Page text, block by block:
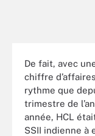
De fait, avec
chiffre
rythme que
trimestre de
année, HCL
SSII indienne à